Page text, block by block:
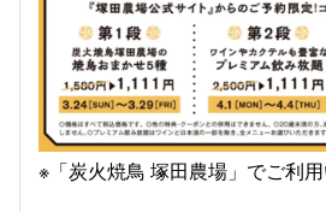
※「炭火焼鳥 塚田農場」でご利用